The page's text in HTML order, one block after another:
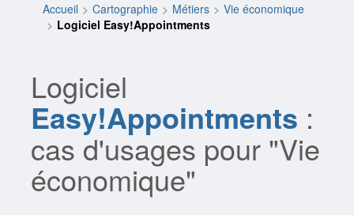
Accueil Cartographie Métiers
Vie économique
Logiciel Easy!Appointments
Logiciel
Easy!Appointments :
cas d'usages pour "Vie
économique"